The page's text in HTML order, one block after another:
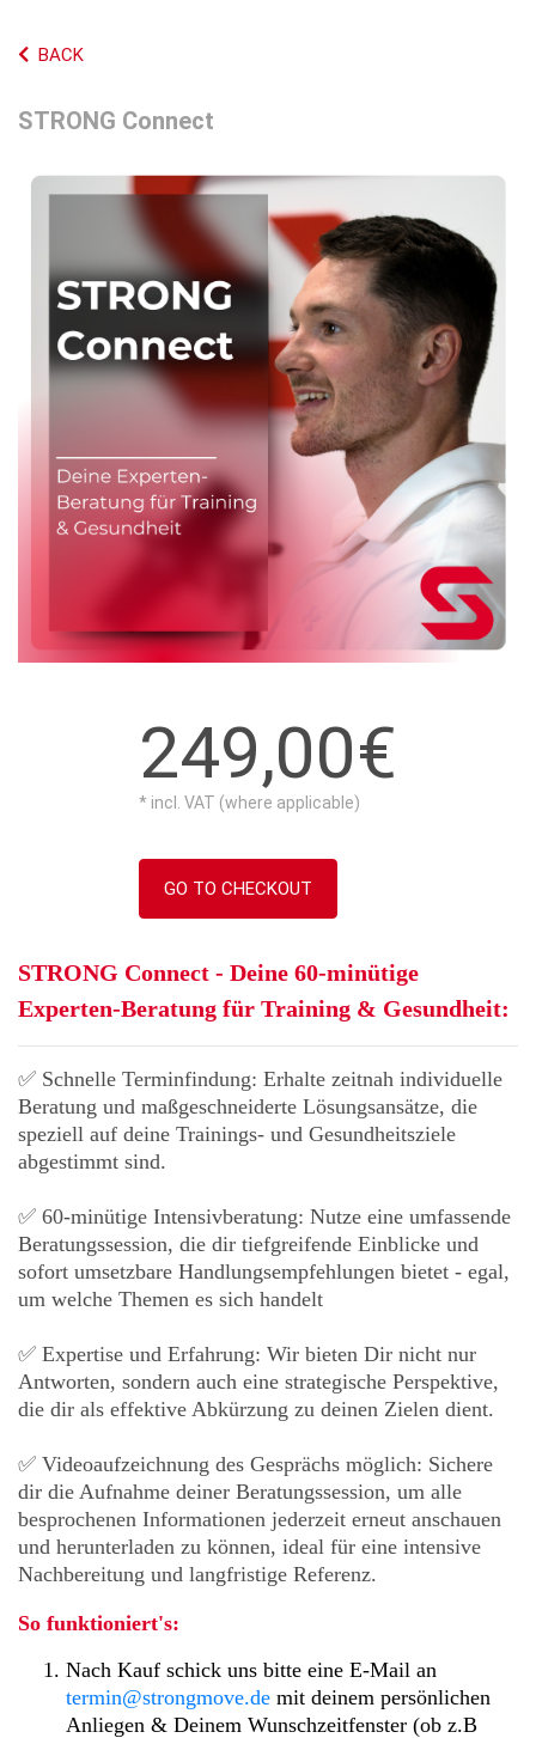
BACK
STRONG Connect
249,00€
* incl. VAT (where applicable)
GO TO CHECKOUT
STRONG Connect - Deine 60-minütige
Experten-Beratung für Training & Gesundheit:
✅ Schnelle Terminfindung: Erhalte zeitnah individuelle
Beratung und maßgeschneiderte Lösungsansätze, die
speziell auf deine Trainings- und Gesundheitsziele
abgestimmt sind.
✅ 60-minütige Intensivberatung: Nutze eine umfassende
Beratungssession, die dir tiefgreifende Einblicke und
sofort umsetzbare Handlungsempfehlungen bietet - egal,
um welche Themen es sich handelt
✅ Expertise und Erfahrung: Wir bieten Dir nicht nur
Antworten, sondern auch eine strategische Perspektive,
die dir als effektive Abkürzung zu deinen Zielen dient.
✅ Videoaufzeichnung des Gesprächs möglich: Sichere
dir die Aufnahme deiner Beratungssession, um alle
besprochenen Informationen jederzeit erneut anschauen
und herunterladen zu können, ideal für eine intensive
Nachbereitung und langfristige Referenz.
So funktioniert's:
Nach Kauf schick uns bitte eine E-Mail an
termin@strongmove.de mit deinem persönlichen
Anliegen & Deinem Wunschzeitfenster (ob z.B